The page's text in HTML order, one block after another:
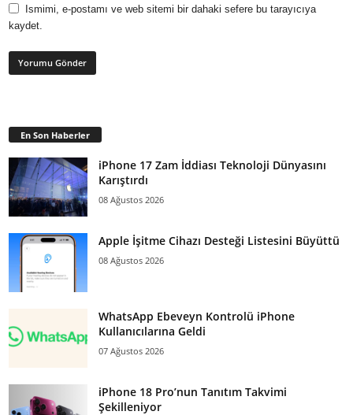
Ismimi, e-postamı ve web sitemi bir dahaki sefere bu tarayıcıya
kaydet.
En Son Haberler
iPhone 17 Zam İddiası Teknoloji Dünyasını
Karıştırdı
08 Ağustos 2026
Apple İşitme Cihazı Desteği Listesini Büyüttü
08 Ağustos 2026
WhatsApp Ebeveyn Kontrolü iPhone
Kullanıcılarına Geldi
07 Ağustos 2026
iPhone 18 Pro’nun Tanıtım Takvimi
Şekilleniyor